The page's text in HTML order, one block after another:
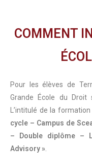
COMMENT
Pour les élèves de
Grande École du Droit
L’intitulé de la
cycle – Campus de
– Double diplôme –
Advisory »